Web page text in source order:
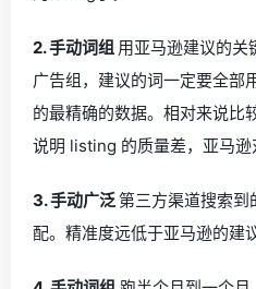
2. 手动词组 用亚马逊建议的关
广告组，建议的词一定要全部
的最精确的数据。相对来说比
说明 listing 的质量差，亚马逊
3. 手动广泛第三方渠道搜索到
配。精准度远低于亚马逊的建